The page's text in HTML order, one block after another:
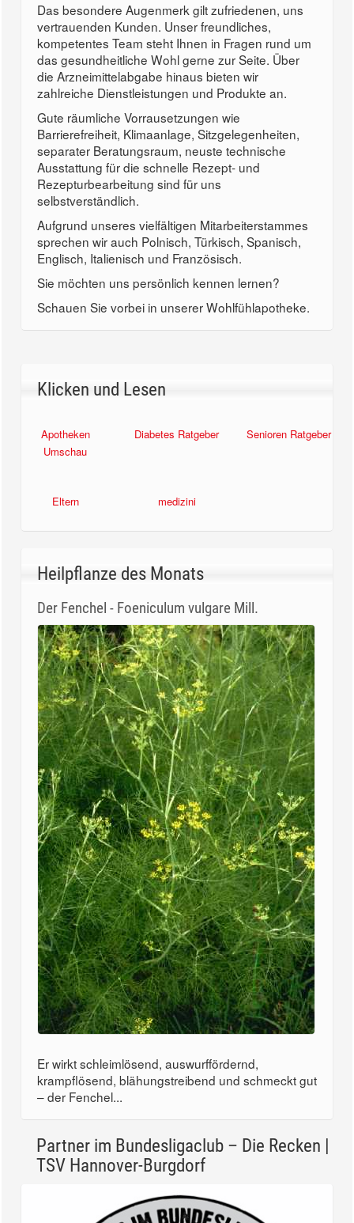
Das besondere Augenmerk gilt zufriedenen, uns
vertrauenden Kunden. Unser freundliches,
kompetentes Team steht Ihnen in Fragen rund um
das gesundheitliche Wohl gerne zur Seite. Über
die Arzneimittelabgabe hinaus bieten wir
zahlreiche Dienstleistungen und Produkte an.
Gute räumliche Vorrausetzungen wie
Barrierefreiheit, Klimaanlage, Sitzgelegenheiten,
separater Beratungsraum, neuste technische
Ausstattung für die schnelle Rezept- und
Rezepturbearbeitung sind für uns
selbstverständlich.
Aufgrund unseres vielfältigen Mitarbeiterstammes
sprechen wir auch Polnisch, Türkisch, Spanisch,
Englisch, Italienisch und Französisch.
Sie möchten uns persönlich kennen lernen?
Schauen Sie vorbei in unserer Wohlfühlapotheke.
Klicken und Lesen
Apotheken
Umschau
Diabetes Ratgeber Senioren Ratgeber
Eltern medizini
Heilpflanze des Monats
Der Fenchel - Foeniculum vulgare Mill.
Er wirkt schleimlösend, auswurffördernd,
krampflösend, blähungstreibend und schmeckt gut
– der Fenchel...
Partner im Bundesligaclub – Die Recken |
TSV Hannover-Burgdorf